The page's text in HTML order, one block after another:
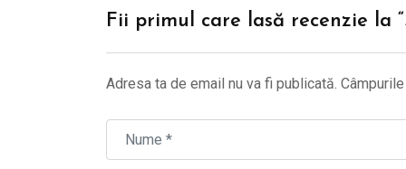
Fii primul care lasă recenzie la
Adresa ta de email nu va fi publicată.